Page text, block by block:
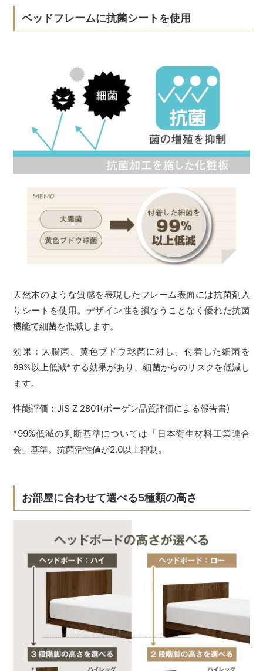
ベッドフレームに抗菌シートを使用
天然木のような質感を表現したフレーム表面には抗菌剤入
りシートを使用。デザイン性を損なうことなく優れた抗菌
機能で細菌を低減します。
効果：大腸菌、黄色ブドウ球菌に対し、付着した細菌を
99%以上低減*する効果があり、細菌からのリスクを低減し
ます。
性能評価：JIS Z 2801(ボーゲン品質評価による報告書)
*99%低減の判断基準については「日本衛生材料工業連合
会」基準。抗菌活性値が2.0以上抑制。
お部屋に合わせて選べる5種類の高さ